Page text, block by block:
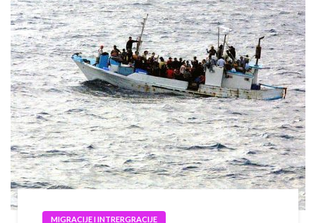
MIGRACIJE I INTRERGRACIJE